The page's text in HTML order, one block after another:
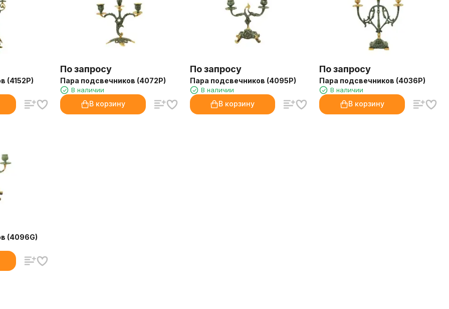
(4152P)
По запросу
Пара подсвечников (4072P)
В наличии
В корзину
По запросу
Пара подсвечников (4095P)
В наличии
В корзину
По запросу
Пара подсвечников (4036P)
В наличии
В корзину
(4096G)